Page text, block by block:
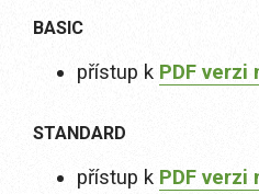
BASIC
přístup k PDF verzi
STANDARD
přístup k PDF verzi